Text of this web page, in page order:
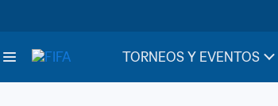
TORNEOS Y EVENTOS